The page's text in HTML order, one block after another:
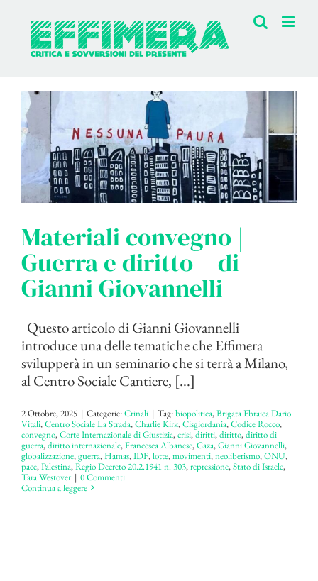
contenuto
Materiali convegno |
Guerra e diritto – di
Gianni Giovannelli
Questo articolo di Gianni Giovannelli
introduce una delle tematiche che Effimera
svilupperà in un seminario che si terrà a Milano,
al Centro Sociale Cantiere, [...]
2 Ottobre, 2025 | Categorie:Crinali | Tag:biopolitica,Brigata Ebraica Dario
Vitali,Centro Sociale La Strada,Charlie Kirk,Cisgiordania,Codice Rocco,
convegno,Corte Internazionale di Giustizia,crisi,diritti,diritto,diritto di
guerra,diritto internazionale,Francesca Albanese,Gaza,Gianni Giovannelli,
globalizzazione,guerra,Hamas,IDF,lotte,movimenti,neoliberismo,ONU,
pace,Palestina,Regio Decreto 20.2.1941 n. 303,repressione,Stato di Israele,
Tara Westover | 0 Commenti
Continua a leggere